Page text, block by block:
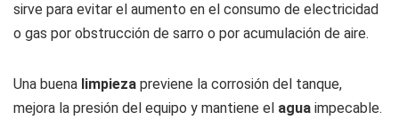
sirve para evitar el aumento en el consumo de electricidad
o gas por obstrucción de sarro o por acumulación de aire.
Una buena limpieza previene la corrosión del tanque,
mejora la presión del equipo y mantiene el agua impecable.